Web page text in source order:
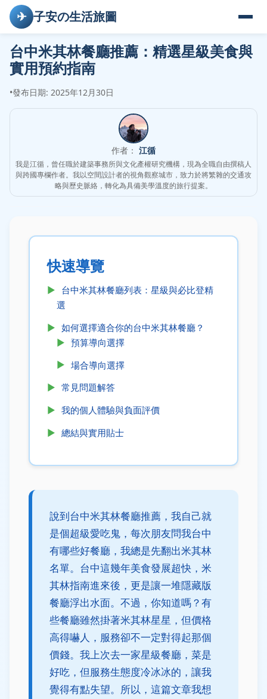
✈ 子安の生活旅圖
台中米其林餐廳推薦：精選星級美食與
實用預約指南
•發布日期: 2025年12月30日
作者： 江循
我是江循，曾任職於建築事務所與文化產權研究機構，現為全職自由撰稿人
與跨國專欄作者。我以空間設計者的視角觀察城市，致力於將繁雜的交通攻
略與歷史脈絡，轉化為具備美學溫度的旅行提案。
快速導覽
台中米其林餐廳列表：星級與必比登精
選
如何選擇適合你的台中米其林餐廳？
預算導向選擇
場合導向選擇
常見問題解答
我的個人體驗與負面評價
總結與實用貼士
說到台中米其林餐廳推薦，我自己就
是個超級愛吃鬼，每次朋友問我台中
有哪些好餐廳，我總是先翻出米其林
名單。台中這幾年美食發展超快，米
其林指南進來後，更是讓一堆隱藏版
餐廳浮出水面。不過，你知道嗎？有
些餐廳雖然掛著米其林星星，但價格
高得嚇人，服務卻不一定對得起那個
價錢。我上次去一家星級餐廳，菜是
好吃，但服務生態度冷冰冰的，讓我
覺得有點失望。所以，這篇文章我想